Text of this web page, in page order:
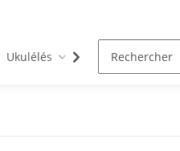
Ukulélés Livres